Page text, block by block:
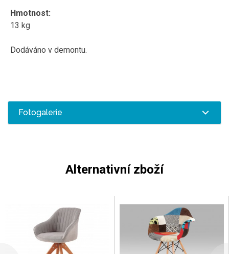
Hmotnost:
13 kg
Dodáváno v demontu.
Fotogalerie
Alternativní zboží